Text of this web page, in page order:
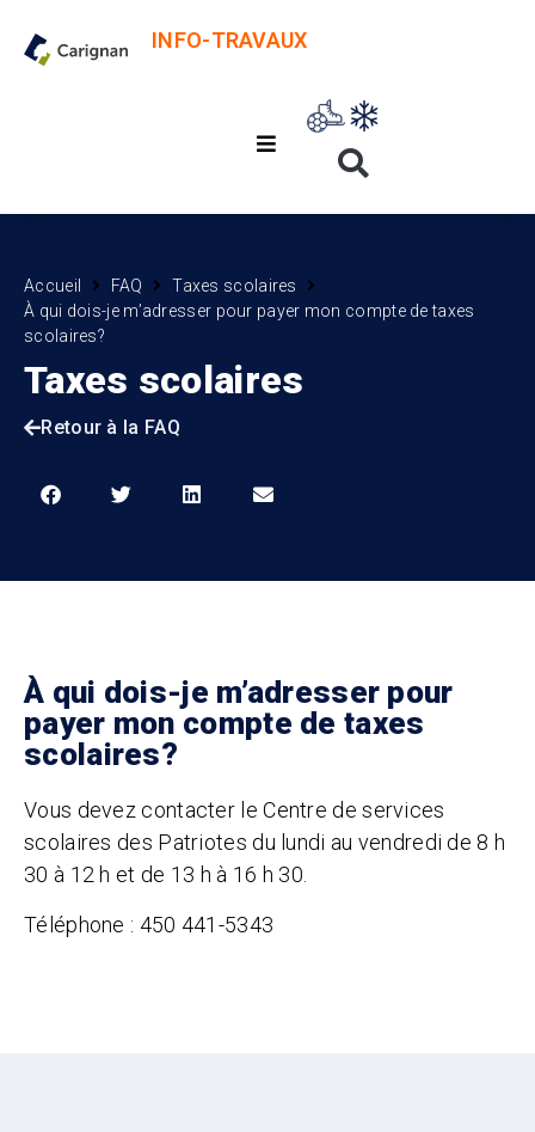
INFO-TRAVAUX
Accueil FAQ
Taxes scolaires
À qui dois-je m’adresser pour payer mon compte de taxes
scolaires?
Taxes scolaires
Retour à la FAQ
À qui dois-je m’adresser pour
payer mon compte de taxes
scolaires?
Vous devez contacter le Centre de services
scolaires des Patriotes du lundi au vendredi de 8 h
30 à 12 h et de 13 h à 16 h 30.
Téléphone : 450 441-5343